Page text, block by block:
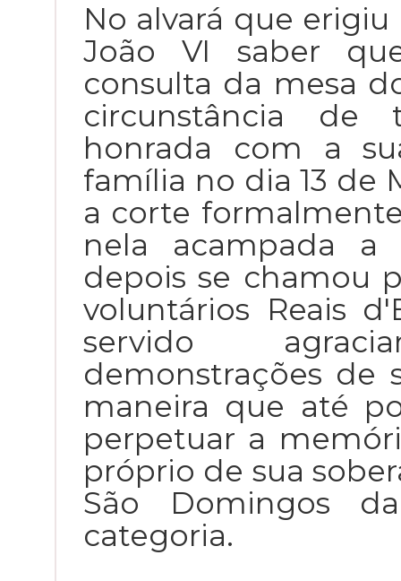
No alvará que erigiu
João VI saber
consulta da mesa
circunstância de
honrada com a
família no dia 13 de
a corte
nela acampada a
depois se chamou
voluntários Reais
servido
demonstrações de
maneira que até
perpetuar a
próprio de sua
São Domingos
categoria.